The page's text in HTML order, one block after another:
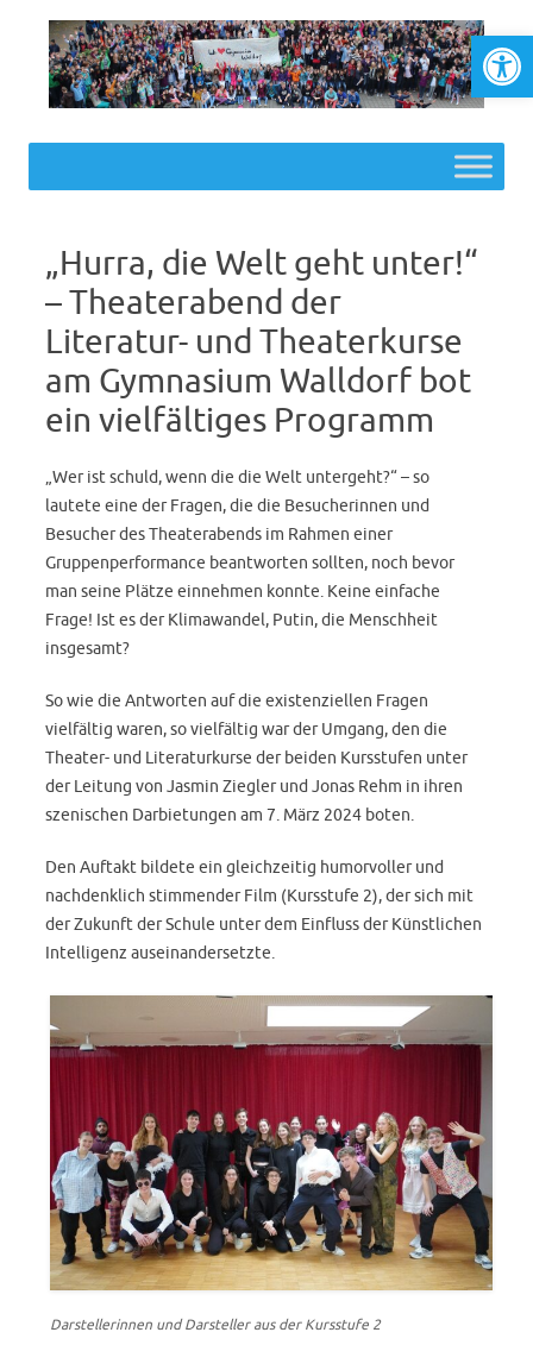
„Hurra, die Welt geht unter!“
– Theaterabend der
Literatur- und Theaterkurse
am Gymnasium Walldorf bot
ein vielfältiges Programm
„Wer ist schuld, wenn die die Welt untergeht?“ – so
lautete eine der Fragen, die die Besucherinnen und
Besucher des Theaterabends im Rahmen einer
Gruppenperformance beantworten sollten, noch bevor
man seine Plätze einnehmen konnte. Keine einfache
Frage! Ist es der Klimawandel, Putin, die Menschheit
insgesamt?
So wie die Antworten auf die existenziellen Fragen
vielfältig waren, so vielfältig war der Umgang, den die
Theater- und Literaturkurse der beiden Kursstufen unter
der Leitung von Jasmin Ziegler und Jonas Rehm in ihren
szenischen Darbietungen am 7. März 2024 boten.
Den Auftakt bildete ein gleichzeitig humorvoller und
nachdenklich stimmender Film (Kursstufe 2), der sich mit
der Zukunft der Schule unter dem Einfluss der Künstlichen
Intelligenz auseinandersetzte.
Darstellerinnen und Darsteller aus der Kursstufe 2